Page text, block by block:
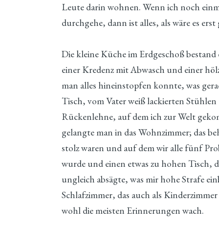
Leute darin wohnen. Wenn ich noch
durchgehe, dann ist alles, als wäre es erst
Die kleine Küche im Erdgeschoß
einer Kredenz mit Abwasch und einer
man alles hineinstopfen konnte, was
Tisch, vom Vater weiß lackierten
Rückenlehne, auf dem ich zur Welt
gelangte man in das Wohnzimmer; das
stolz waren und auf dem wir alle fünf
wurde und einen etwas zu hohen Tisch,
ungleich absägte, was mir hohe Strafe
Schlafzimmer, das auch als
wohl die meisten Erinnerungen wach.